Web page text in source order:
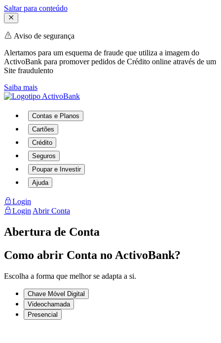
Saltar para conteúdo
Aviso de segurança
Alertamos para um esquema de fraude que utiliza a imagem do
ActivoBank para promover pedidos de Crédito online através de um
Site fraudulento
Saiba mais
Contas e Planos
Cartões
Crédito
Seguros
Poupar e Investir
Ajuda
Login
Login Abrir Conta
Abertura de Conta
Como abrir Conta no ActivoBank?
Escolha a forma que melhor se adapta a si.
Chave Móvel Digital
Videochamada
Presencial